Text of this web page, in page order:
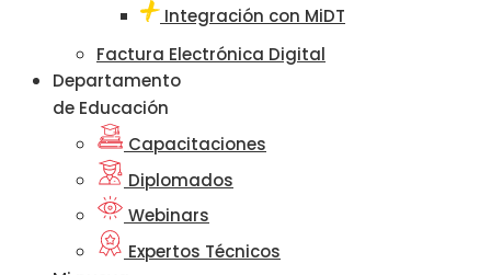
Integración con MiDT
Factura Electrónica Digital
Departamento
de Educación
Capacitaciones
Diplomados
Webinars
Expertos Técnicos